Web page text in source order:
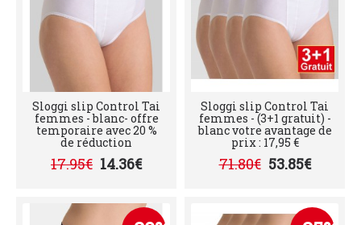
Sloggi slip Control Tai
femmes - blanc- offre
temporaire avec 20 %
de réduction
17.95€ 14.36€
Sloggi slip Control Tai
femmes - (3+1 gratuit) -
blanc votre avantage de
prix : 17,95 €
71.80€ 53.85€